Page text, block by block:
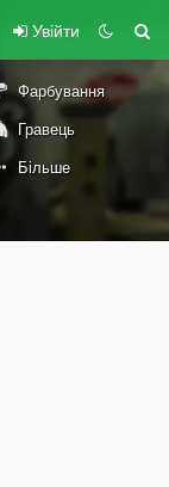
Увійти
Фарбування
Гравець
Більше